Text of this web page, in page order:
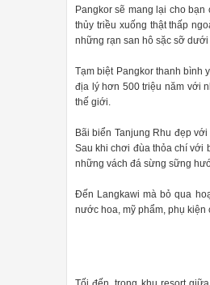
Pangkor sẽ mang lại cho
thủy triều xuống thật thấp
những rạn san hô sặc sỡ
Tạm biệt Pangkor thanh bình
địa lý hơn 500 triệu năm với
thế giới.
Bãi biển Tanjung Rhu đẹp
Sau khi chơi đùa thỏa chí với
những vách đá sừng sững
Đến Langkawi mà bỏ qua
nước hoa, mỹ phẩm, phụ